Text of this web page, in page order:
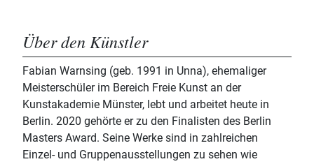
Über den Künstler
Fabian Warnsing (geb. 1991 in Unna), ehemaliger
Meisterschüler im Bereich Freie Kunst an der
Kunstakademie Münster, lebt und arbeitet heute in
Berlin. 2020 gehörte er zu den Finalisten des Berlin
Masters Award. Seine Werke sind in zahlreichen
Einzel- und Gruppenausstellungen zu sehen wie